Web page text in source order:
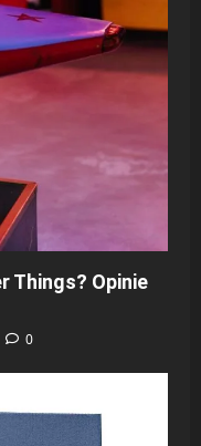
Things? Opinie
0